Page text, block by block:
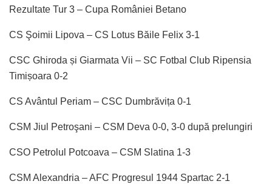
Rezultate Tur 3 – Cupa României Betano
CS Şoimii Lipova – CS Lotus Băile Felix 3-1
CSC Ghiroda și Giarmata Vii – SC Fotbal Club Ripensia
Timișoara 0-2
CS Avântul Periam – CSC Dumbrăvița 0-1
CSM Jiul Petroşani – CSM Deva 0-0, 3-0 după prelungiri
CSO Petrolul Potcoava – CSM Slatina 1-3
CSM Alexandria – AFC Progresul 1944 Spartac 2-1